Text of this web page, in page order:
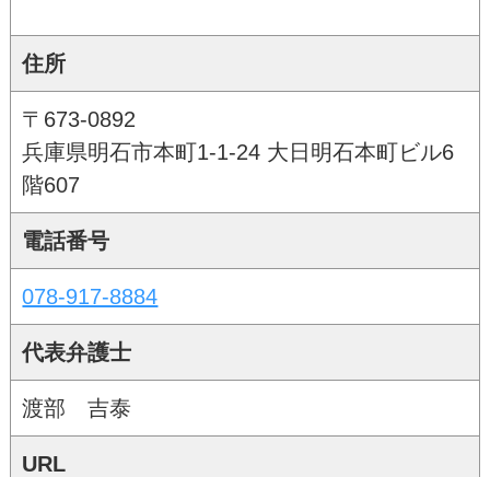
住所
〒673-0892
兵庫県明石市本町1-1-24 大日明石本町ビル6
階607
電話番号
078-917-8884
代表弁護士
渡部 吉泰
URL